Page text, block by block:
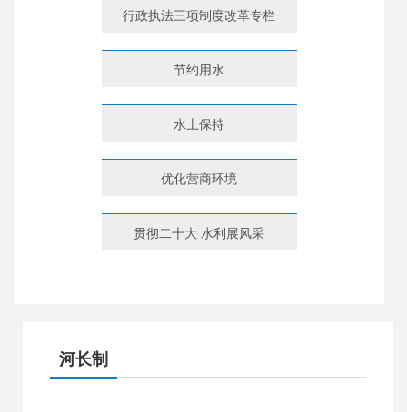
行政执法三项制度改革专栏
节约用水
水土保持
优化营商环境
贯彻二十大 水利展风采
河长制